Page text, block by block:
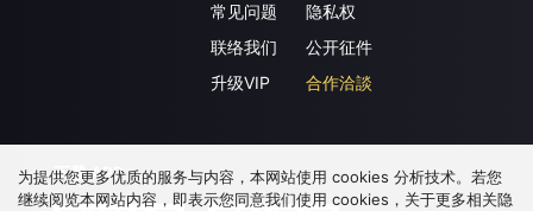
常见问题
联络我们
升级VIP
隐私权
公开征件
合作洽談
下载 APP
为提供您更多优质的服务与内容，本网站使用 cookies 分析技术。若您
继续阅览本网站内容，即表示您同意我们使用 cookies，关于更多相关隐